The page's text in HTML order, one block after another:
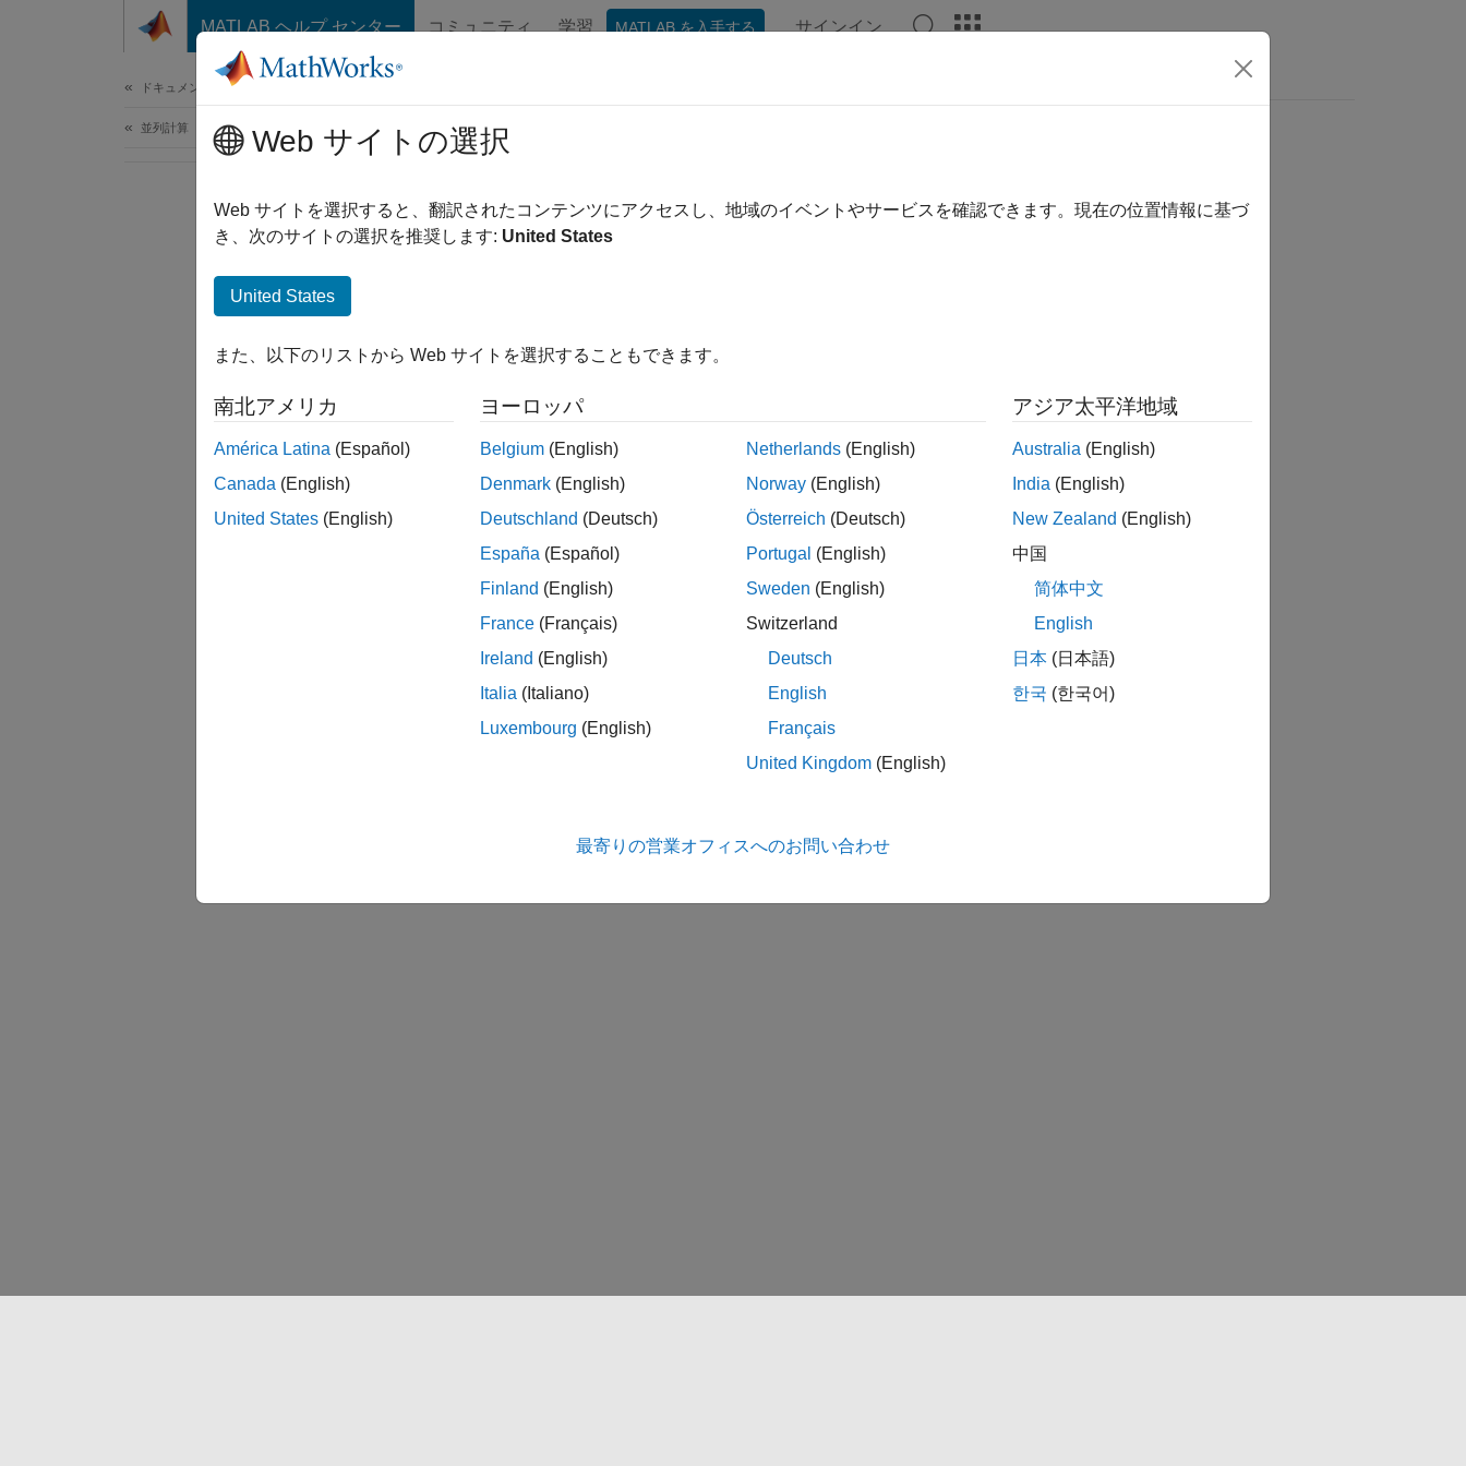
コンテンツへスキップ
MATLAB ヘルプ センター コミュニティ 学習 MATLAB を入手する サインイン
ドキュメンテーションのホーム
並列計算 Web サイトの選択
Web サイトを選択すると、翻訳されたコンテンツにアクセスし、地域のイベントやサービスを確認できます。現在の位置情報に基づ
き、次のサイトの選択を推奨します: United States
United States
また、以下のリストから Web サイトを選択することもできます。
南北アメリカ
América Latina (Español)
Canada (English)
United States (English)
ヨーロッパ
Belgium (English)
Denmark (English)
Deutschland (Deutsch)
España (Español)
Finland (English)
France (Français)
Ireland (English)
Italia (Italiano)
Luxembourg (English)
Netherlands (English)
Norway (English)
Österreich (Deutsch)
Portugal (English)
Sweden (English)
Switzerland
Deutsch
English
Français
United Kingdom (English)
アジア太平洋地域
Australia (English)
India (English)
New Zealand (English)
中国
简体中文
English
日本 (日本語)
한국 (한국어)
最寄りの営業オフィスへのお問い合わせ